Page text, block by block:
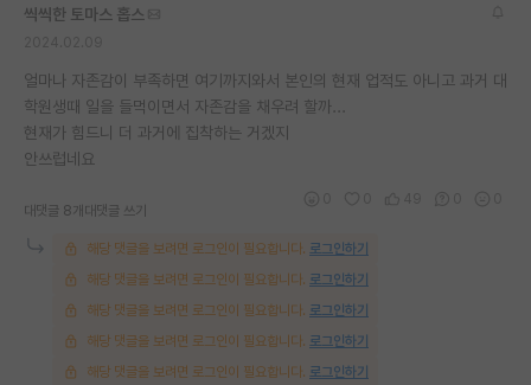
씩씩한 토마스 홉스
얼마나 자존감이 부족하면 여기까지와서 본인의 현재 업적도 아니고 과거 대
학원생때 일을 들먹이면서 자존감을 채우려 할까...
현재가 힘드니 더 과거에 집착하는 거겠지
안쓰럽네요
대댓글 8개 대댓글 쓰기
해당 댓글을 보려면 로그인이 필요합니다. 로그인하기
해당 댓글을 보려면 로그인이 필요합니다. 로그인하기
해당 댓글을 보려면 로그인이 필요합니다. 로그인하기
해당 댓글을 보려면 로그인이 필요합니다. 로그인하기
해당 댓글을 보려면 로그인이 필요합니다. 로그인하기